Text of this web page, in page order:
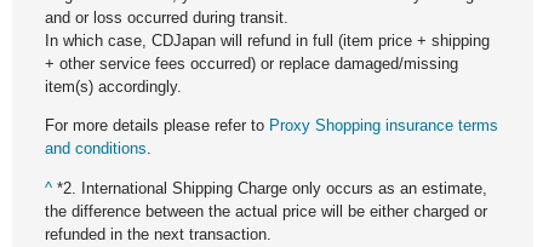
and or loss occurred during transit.
In which case, CDJapan will refund in full (item price + shipping
+ other service fees occurred) or replace damaged/missing
item(s) accordingly.
For more details please refer to Proxy Shopping insurance terms
and conditions.
^ *2. International Shipping Charge only occurs as an estimate,
the difference between the actual price will be either charged or
refunded in the next transaction.